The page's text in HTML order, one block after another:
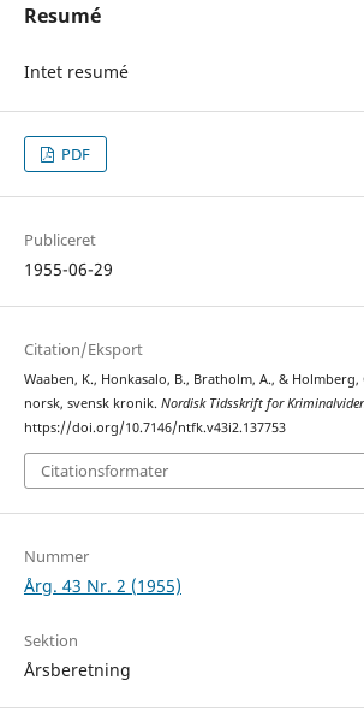
Resumé
Intet resumé
PDF
Publiceret
1955-06-29
Citation/Eksport
Waaben, K., Honkasalo, B., Bratholm, A., & Holmberg,
norsk, svensk kronik. Nordisk Tidsskrift for
https://doi.org/10.7146/ntfk.v43i2.137753
Citationsformater
Nummer
Årg. 43 Nr. 2 (1955)
Sektion
Årsberetning